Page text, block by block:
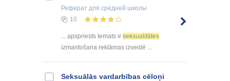
Реферат для средней школы
10
... apspriests temats ir seksualitātes
izmantošana reklāmas izveidē ...
Seksuālās vardarbības cēloņi